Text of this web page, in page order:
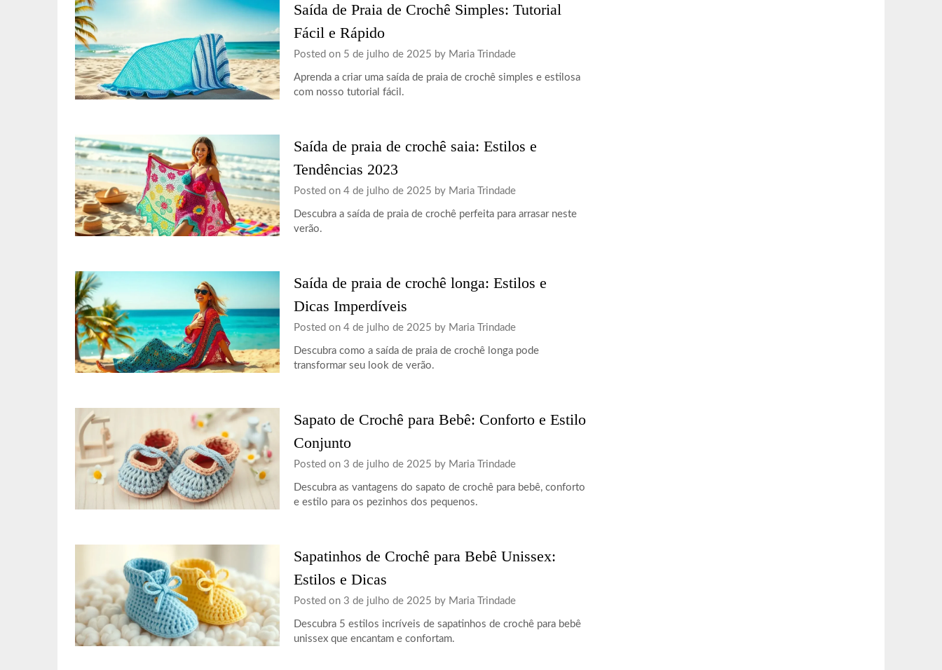
Saída de Praia de Crochê Simples: Tutorial
Fácil e Rápido
Posted on 5 de julho de 2025 by Maria Trindade
Aprenda a criar uma saída de praia de crochê simples e estilosa
com nosso tutorial fácil.
Saída de praia de crochê saia: Estilos e
Tendências 2023
Posted on 4 de julho de 2025 by Maria Trindade
Descubra a saída de praia de crochê perfeita para arrasar neste
verão.
Saída de praia de crochê longa: Estilos e
Dicas Imperdíveis
Posted on 4 de julho de 2025 by Maria Trindade
Descubra como a saída de praia de crochê longa pode
transformar seu look de verão.
Sapato de Crochê para Bebê: Conforto e Estilo
Conjunto
Posted on 3 de julho de 2025 by Maria Trindade
Descubra as vantagens do sapato de crochê para bebê, conforto
e estilo para os pezinhos dos pequenos.
Sapatinhos de Crochê para Bebê Unissex:
Estilos e Dicas
Posted on 3 de julho de 2025 by Maria Trindade
Descubra 5 estilos incríveis de sapatinhos de crochê para bebê
unissex que encantam e confortam.